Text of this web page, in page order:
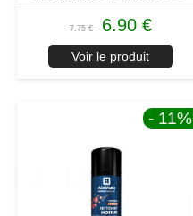
7.75 € 6.90 €
Voir le produit
- 11%